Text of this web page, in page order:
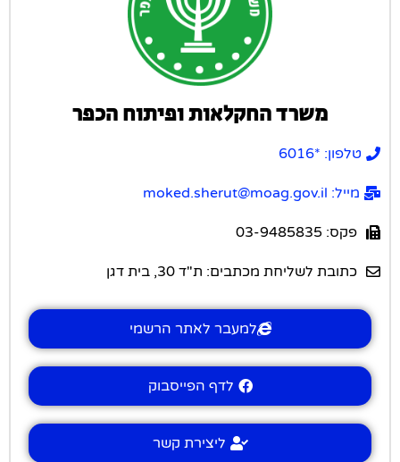
משרד החקלאות ופיתוח הכפר
טלפון: *6016
מייל: moked.sherut@moag.gov.il
פקס: 03-9485835
כתובת לשליחת מכתבים: ת"ד 30, בית דגן
למעבר לאתר הרשמי
לדף הפייסבוק
ליצירת קשר